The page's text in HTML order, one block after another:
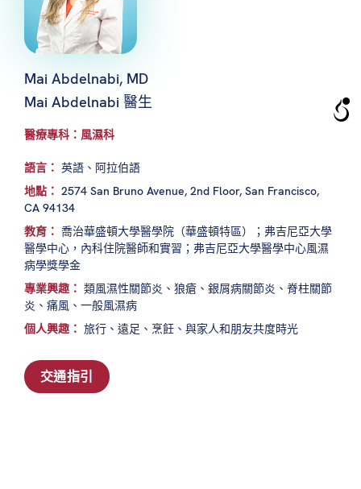
Mai Abdelnabi, MD
Mai Abdelnabi 醫生
醫療專科：風濕科
語言： 英語、阿拉伯語
地點： 2574 San Bruno Avenue, 2nd Floor, San Francisco,
CA 94134
教育： 喬治華盛頓大學醫學院（華盛頓特區）；弗吉尼亞大學
醫學中心，內科住院醫師和實習；弗吉尼亞大學醫學中心風濕
病學獎學金
專業興趣： 類風濕性關節炎、狼瘡、銀屑病關節炎、脊柱關節
炎、痛風、一般風濕病
個人興趣： 旅行、遠足、烹飪、與家人和朋友共度時光
交通指引